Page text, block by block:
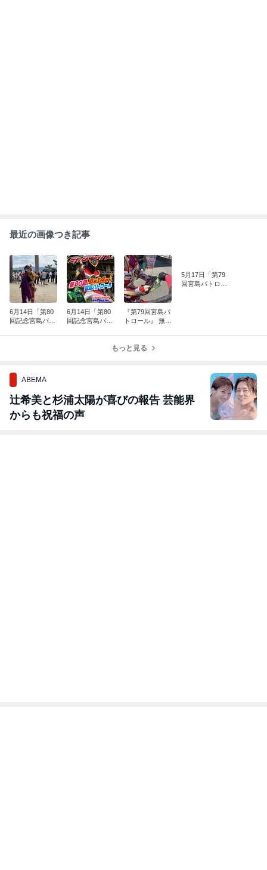
最近の画像つき記事
6月14日「第80
回記念宮島パト
6月14日「第80
回記念宮島パト
『第79回宮島パ
トロール』 無事
5月17日「第79
回宮島パトロー
もっと見る
ABEMA
辻希美と杉浦太陽が喜びの報告 芸能界
からも祝福の声